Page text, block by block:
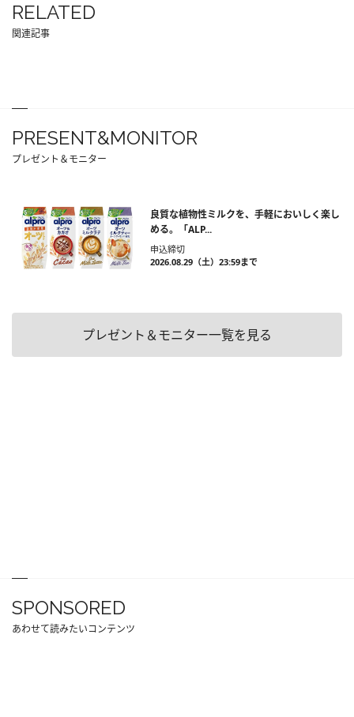
RELATED
関連記事
PRESENT&MONITOR
プレゼント＆モニター
良質な植物性ミルクを、手軽においしく楽し
める。「ALP...
申込締切
2026.08.29（土）23:59まで
プレゼント＆モニター一覧を見る
SPONSORED
あわせて読みたいコンテンツ